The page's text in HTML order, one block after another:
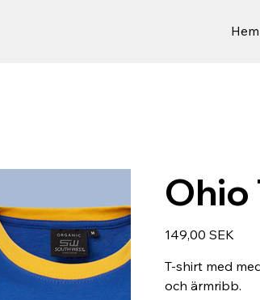
Hem
Ohio
Preis
149,00 SEK
T-shirt med
och ärmribb.